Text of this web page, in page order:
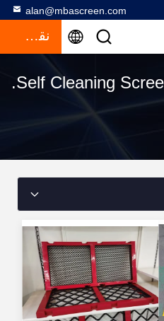
alan@mbascreen.com
نقل قول
Self Cleaning